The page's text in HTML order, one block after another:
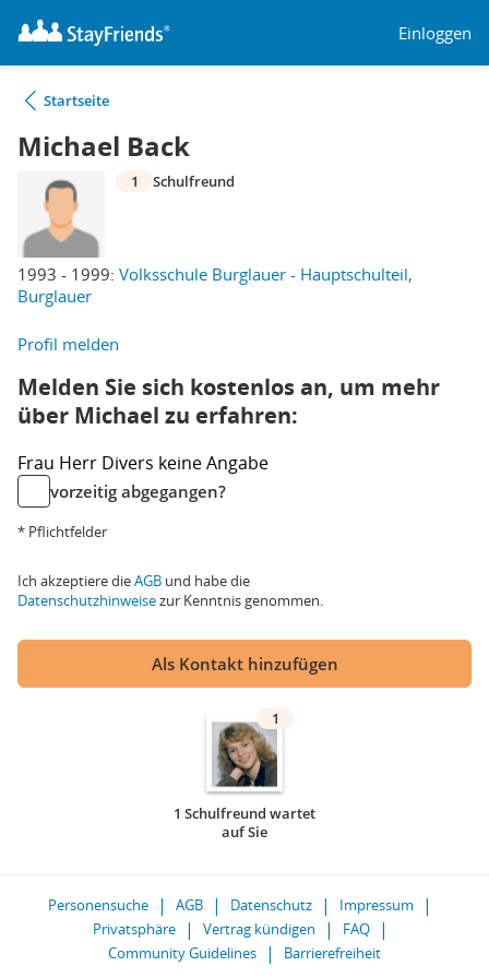
Einloggen
Startseite
Michael Back
1993 - 1999: Volksschule Burglauer - Hauptschulteil,
Burglauer
1 Schulfreund
Profil melden
Melden Sie sich kostenlos an, um mehr
über Michael zu erfahren:
Frau Herr Divers keine Angabe
vorzeitig abgegangen?
* Pflichtfelder
Ich akzeptiere dieAGB und habe die
Datenschutzhinweisezur Kenntnis genommen.
Als Kontakt hinzufügen
1
1 Schulfreund wartet
auf Sie
Personensuche AGB Datenschutz
Impressum
Privatsphäre
Vertrag kündigen
FAQ
Community Guidelines
Barrierefreiheit